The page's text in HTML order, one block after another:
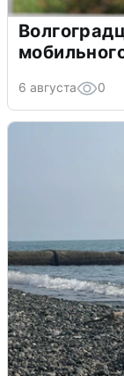
6 августа 0